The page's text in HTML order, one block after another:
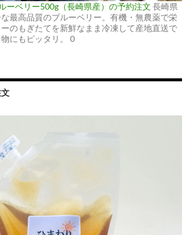
ーベリー500g（長崎県産）の予約注文 長崎県
最高品質のブルーベリー。有機・無農薬で栄
のもぎたてを新鮮なまま冷凍して産地直送で
にもピッタリ。 0